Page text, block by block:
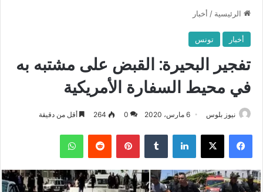
الرئيسية / أخبار
أخبار تونس
تفجير البحيرة: القبض على مشتبه به
في محيط السفارة الأمريكية
نيوز بلوس 6 مارس، 2020 0
264 أقل من دقيقة
فيسبوك X لينكدإن بينتيريست واتساب